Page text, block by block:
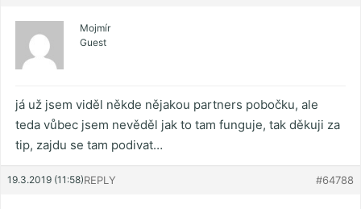
Mojmír
Guest
já už jsem viděl někde nějakou partners pobočku, ale
teda vůbec jsem nevěděl jak to tam funguje, tak děkuji za
tip, zajdu se tam podivat…
19.3.2019 (11:58) #64788
REPLY